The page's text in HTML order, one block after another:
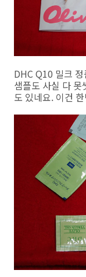
DHC Q10 밀크
샘플도 사실 다
도 있네요. 이건